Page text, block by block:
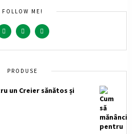
FOLLOW ME!
PRODUSE
un Creier sănătos și